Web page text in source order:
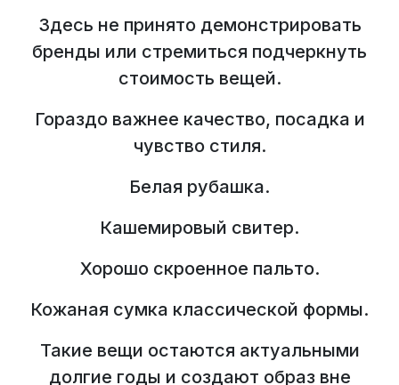
Здесь не принято демонстрировать
бренды или стремиться подчеркнуть
стоимость вещей.
Гораздо важнее качество, посадка и
чувство стиля.
Белая рубашка.
Кашемировый свитер.
Хорошо скроенное пальто.
Кожаная сумка классической формы.
Такие вещи остаются актуальными
долгие годы и создают образ вне